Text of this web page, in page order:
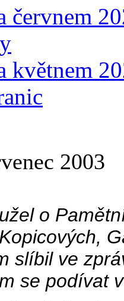
červnem
květnem
2003
o
slíbil ve
se podívat